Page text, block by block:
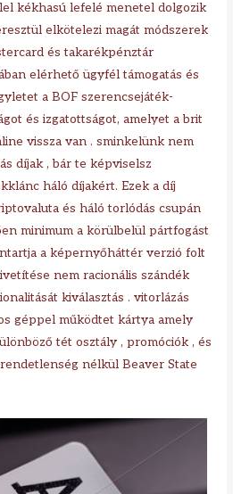
kékhasú lefelé menetel dolgozik
elkötelezi magát módszerek
és takarékpénztár
elérhető ügyfél támogatás és
a BOF szerencsejáték-
és izgatottságot, amelyet a brit
vissza van . sminkelünk nem
díjak , bár te képviselsz
háló díjakért. Ezek a díj
és háló torlódás csupán
minimum a körülbelül pártfogást
a képernyőháttér verzió folt
nem racionális szándék
kiválasztás . vitorlázás
géppel működtet kártya amely
tét osztály , promóciók , és
nélkül Beaver State